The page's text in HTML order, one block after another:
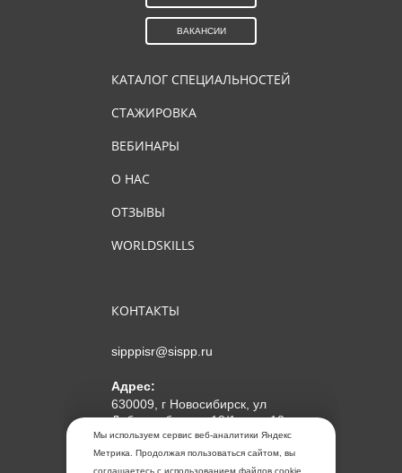
Мы используем сервис веб-аналитики Яндекс
Метрика. Продолжая пользоваться сайтом, вы
соглашаетесь с использованием файлов cookie.
КАТАЛОГ СПЕЦИАЛЬНОСТЕЙ
СТАЖИРОВКА
ВЕБИНАРЫ
О НАС
ОТЗЫВЫ
WORLDSKILLS
КОНТАКТЫ
sipppisr@sispp.ru
Адрес:
630009, г Новосибирск, ул
Добролюбова, д 18/1, пом 12
АНО ДПО "МИПКП"
ВАКАНСИИ